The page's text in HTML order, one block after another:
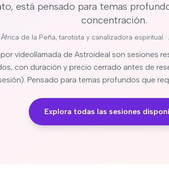
está pensado para temas
concentración.
África de la Peña, tarotista y canalizadora espiritual
videollamada de Astroideal son sesiones
con duración y precio cerrado antes de
Pensado para temas profundos que
Explora todas las sesiones